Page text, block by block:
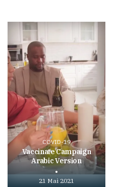
COVID-19
Vaccinate Campaign
Arabic Version
21 Mai 2021